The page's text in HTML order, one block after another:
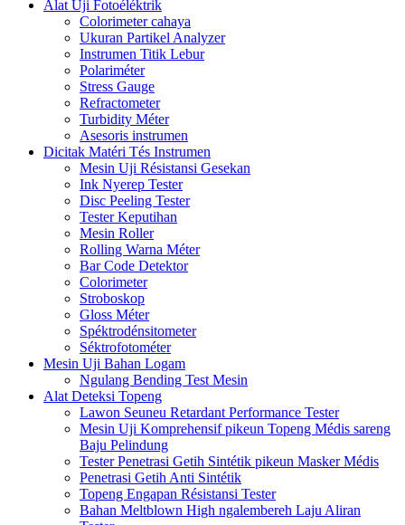
Alat Uji Fotoéléktrik
Colorimeter cahaya
Ukuran Partikel Analyzer
Instrumen Titik Lebur
Polariméter
Stress Gauge
Refractometer
Turbidity Méter
Asesoris instrumen
Dicitak Matéri Tés Instrumen
Mesin Uji Résistansi Gesekan
Ink Nyerep Tester
Disc Peeling Tester
Tester Keputihan
Mesin Roller
Rolling Warna Méter
Bar Code Detektor
Colorimeter
Stroboskop
Gloss Méter
Spéktrodénsitometer
Séktrofotométer
Mesin Uji Bahan Logam
Ngulang Bending Test Mesin
Alat Deteksi Topeng
Lawon Seuneu Retardant Performance Tester
Mesin Uji Komprehensif pikeun Topeng Médis sareng
Baju Pelindung
Tester Penetrasi Getih Sintétik pikeun Masker Médis
Penetrasi Getih Anti Sintétik
Topeng Engapan Résistansi Tester
Bahan Meltblown High ngalembereh Laju Aliran